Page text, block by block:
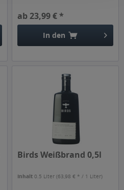
ab 23,99 € *
In den
Birds Weißbrand 0,5l
Inhalt0.5 Liter(63,98 € * / 1 Liter)